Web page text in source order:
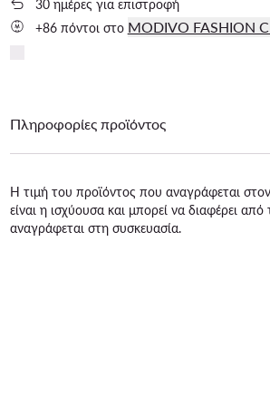
30 ημέρες για επιστροφή
+86 πόντοι στο MODIVO FASHION
Πληροφορίες προϊόντος
Η τιμή του προϊόντος που αναγράφεται
είναι η ισχύουσα και μπορεί να διαφέρει
αναγράφεται στη συσκευασία.